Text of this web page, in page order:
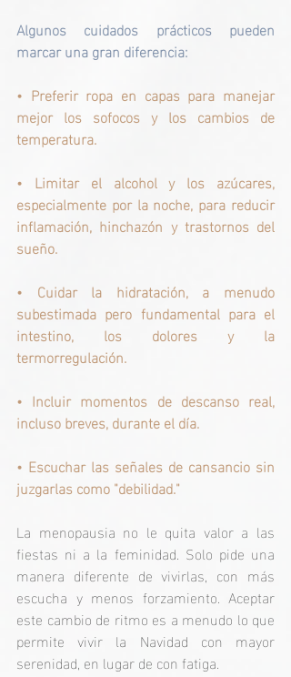
Algunos cuidados prácticos pueden
marcar una gran diferencia:
• Preferir ropa en capas para manejar
mejor los sofocos y los cambios de
temperatura.
• Limitar el alcohol y los azúcares,
especialmente por la noche, para reducir
inflamación, hinchazón y trastornos del
sueño.
• Cuidar la hidratación, a menudo
subestimada pero fundamental para el
intestino, los dolores y la
termorregulación.
• Incluir momentos de descanso real,
incluso breves, durante el día.
• Escuchar las señales de cansancio sin
juzgarlas como "debilidad."
La menopausia no le quita valor a las
fiestas ni a la feminidad. Solo pide una
manera diferente de vivirlas, con más
escucha y menos forzamiento. Aceptar
este cambio de ritmo es a menudo lo que
permite vivir la Navidad con mayor
serenidad, en lugar de con fatiga.